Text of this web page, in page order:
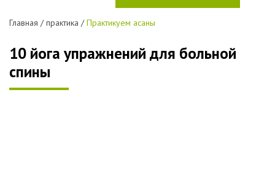
Главная /практика /Практикуем асаны
10 йога упражнений для больной
спины